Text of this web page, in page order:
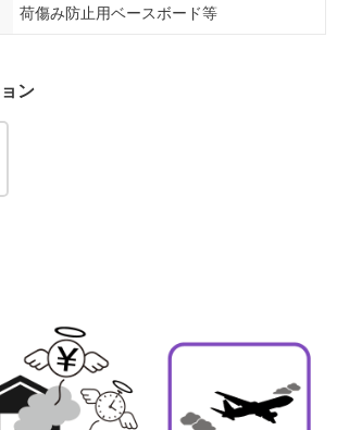
荷傷み防止用ベースボード等
ン